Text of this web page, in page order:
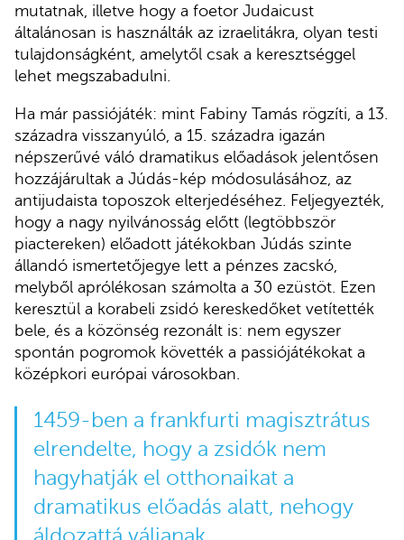
mutatnak, illetve hogy a foetor Judaicust
általánosan is használták az izraelitákra, olyan testi
tulajdonságként, amelytől csak a keresztséggel
lehet megszabadulni.
Ha már passiójáték: mint Fabiny Tamás rögzíti, a 13.
századra visszanyúló, a 15. századra igazán
népszerűvé váló dramatikus előadások jelentősen
hozzájárultak a Júdás-kép módosulásához, az
antijudaista toposzok elterjedéséhez. Feljegyezték,
hogy a nagy nyilvánosság előtt (legtöbbször
piactereken) előadott játékokban Júdás szinte
állandó ismertetőjegye lett a pénzes zacskó,
melyből aprólékosan számolta a 30 ezüstöt. Ezen
keresztül a korabeli zsidó kereskedőket vetítették
bele, és a közönség rezonált is: nem egyszer
spontán pogromok követték a passiójátékokat a
középkori európai városokban.
1459-ben a frankfurti magisztrátus
elrendelte, hogy a zsidók nem
hagyhatják el otthonaikat a
dramatikus előadás alatt, nehogy